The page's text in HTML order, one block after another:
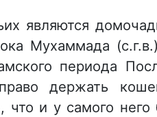
являются
Мухаммада
периода
держать
и у самого